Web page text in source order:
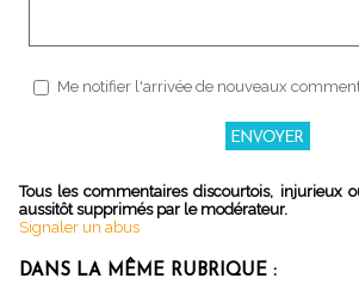
Me notifier l'arrivée de nouveaux
Tous les commentaires discourtois, injurieux
aussitôt supprimés par le modérateur.
Signaler un abus
DANS LA MÊME RUBRIQUE :